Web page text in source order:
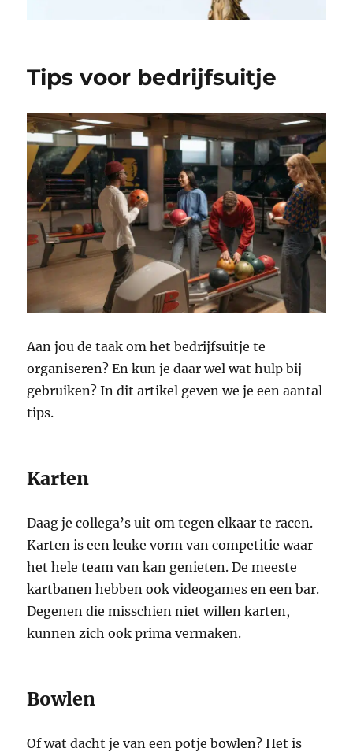
Tips voor bedrijfsuitje
Aan jou de taak om het bedrijfsuitje te
organiseren? En kun je daar wel wat hulp bij
gebruiken? In dit artikel geven we je een aantal
tips.
Karten
Daag je collega’s uit om tegen elkaar te racen.
Karten is een leuke vorm van competitie waar
het hele team van kan genieten. De meeste
kartbanen hebben ook videogames en een bar.
Degenen die misschien niet willen karten,
kunnen zich ook prima vermaken.
Bowlen
Of wat dacht je van een potje bowlen? Het is